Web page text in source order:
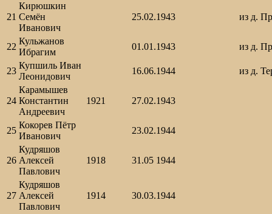
21
Кирюшкин
Семён
Иванович
25.02.1943 из д.
22
Кульжанов
Ибрагим
01.01.1943 из д.
23
Купшиль Иван
Леонидович
16.06.1944 из д.
24
Карамышев
Константин
Андреевич
1921 27.02.1943
25
Кокорев Пётр
Иванович
23.02.1944
26
Кудряшов
Алексей
Павлович
1918 31.05 1944
27
Кудряшов
Алексей
Павлович
1914 30.03.1944